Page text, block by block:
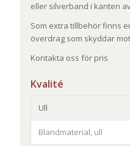
eller silverband i kanten
Som extra tillbehör finns
överdrag som skyddar
Kontakta oss för pris
Kvalité
Ull
Blandmaterial, ull